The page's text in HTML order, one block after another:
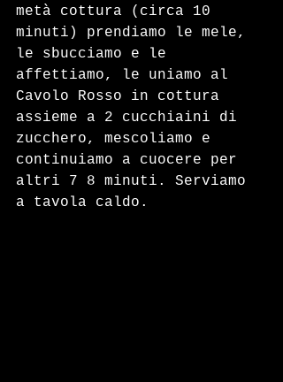
metà cottura (circa 10
minuti) prendiamo le mele,
le sbucciamo e le
affettiamo, le uniamo al
Cavolo Rosso in cottura
assieme a 2 cucchiaini di
zucchero, mescoliamo e
continuiamo a cuocere per
altri 7 8 minuti. Serviamo
a tavola caldo.